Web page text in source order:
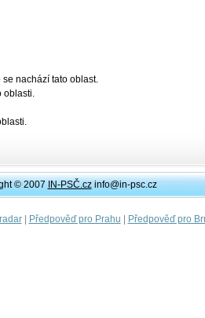
nachází tato oblast.
oblasti.
© 2007IN-PSČ.czinfo@in-psc.cz
| Předpověď pro Prahu | Předpověď pro